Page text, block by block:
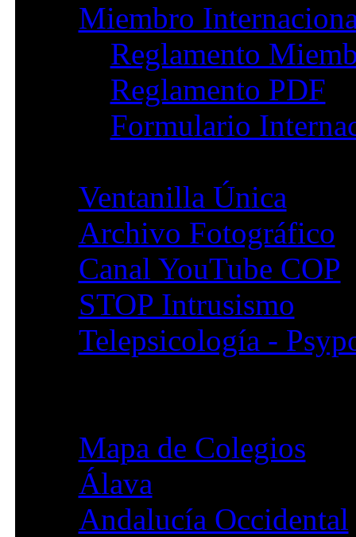
Miembro
Reglamento
Reglamento PDF
Formulario
Ventanilla Única
Archivo Fotográfico
Canal YouTube COP
STOP Intrusismo
Telepsicología -
Mapa de Colegios
Álava
Andalucía Occidental